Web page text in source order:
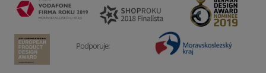
Podporuje: